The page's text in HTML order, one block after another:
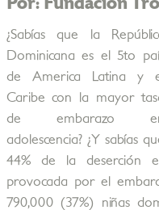
¿Sabías que la
Dominicana es el 5to
de America Latina y
Caribe con la mayor
de embarazo
adolescencia? ¿Y sabías
44% de la deserción
provocada por el
790,000 (37%) niñas